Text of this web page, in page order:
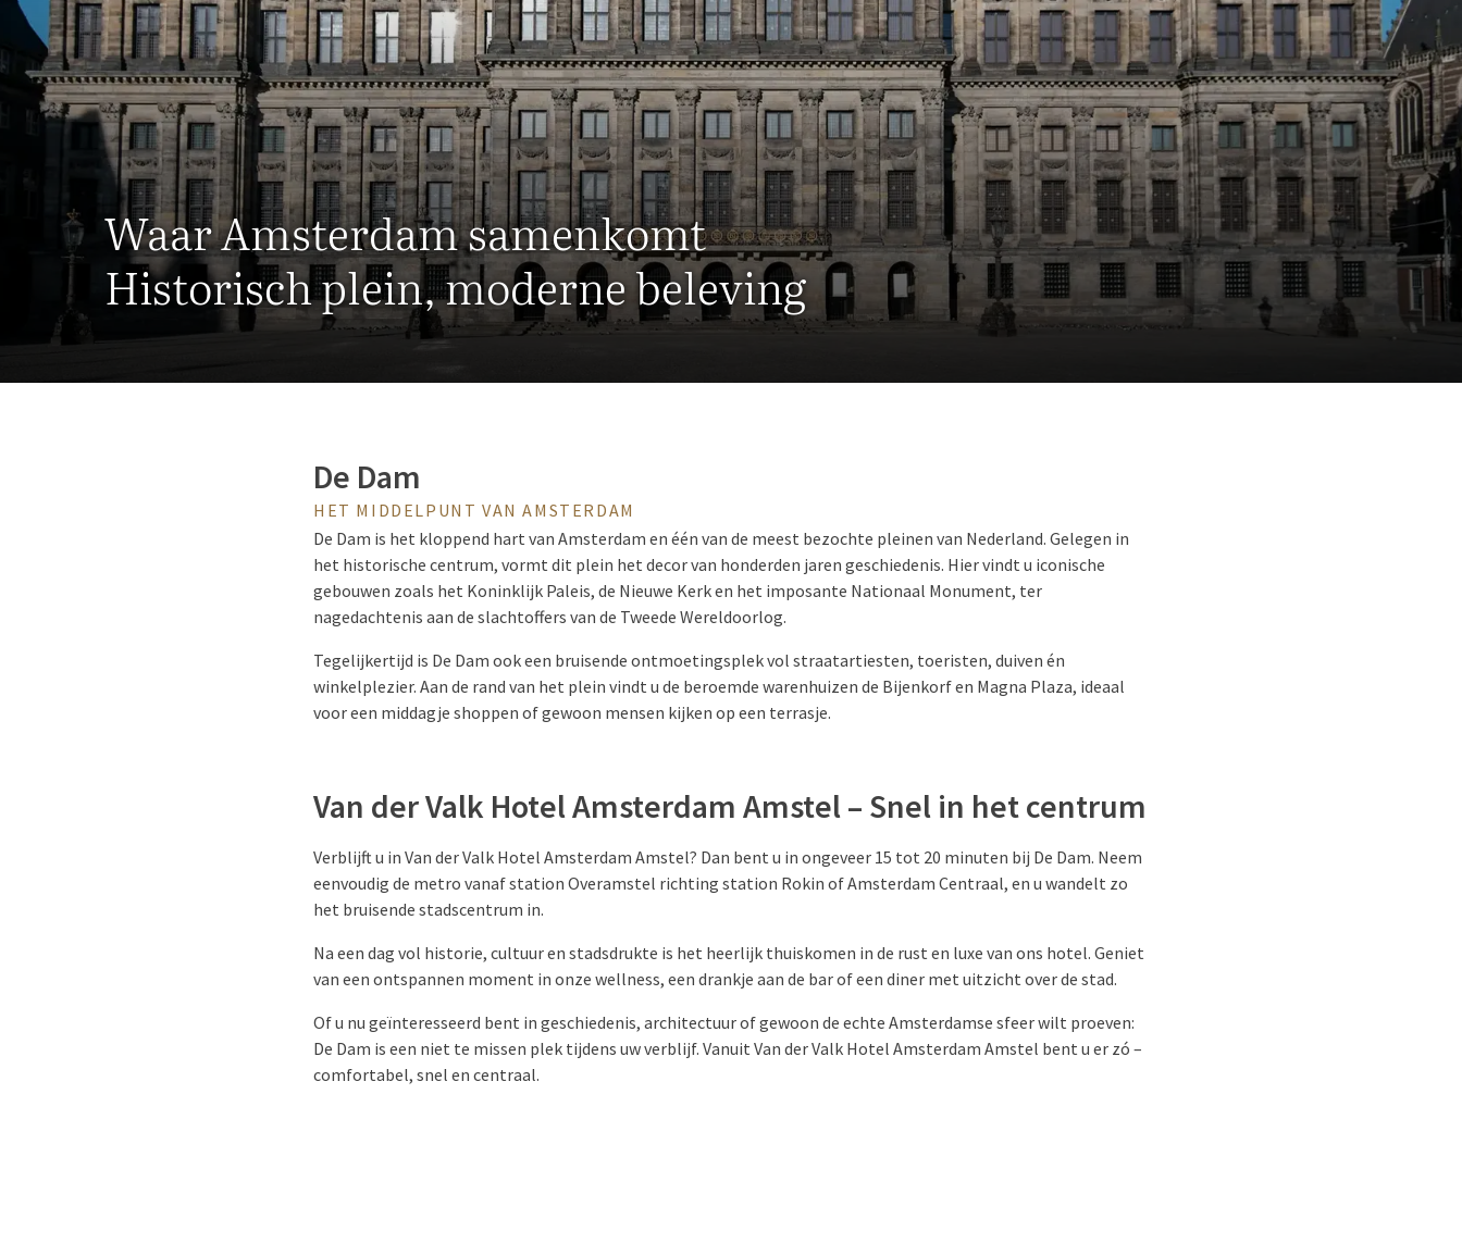
Waar Amsterdam samenkomt
Historisch plein, moderne beleving
De Dam
HET MIDDELPUNT VAN AMSTERDAM
De Dam is het kloppend hart van Amsterdam en één van de meest bezochte pleinen van Nederland. Gelegen in
het historische centrum, vormt dit plein het decor van honderden jaren geschiedenis. Hier vindt u iconische
gebouwen zoals het Koninklijk Paleis, de Nieuwe Kerk en het imposante Nationaal Monument, ter
nagedachtenis aan de slachtoffers van de Tweede Wereldoorlog.
Tegelijkertijd is De Dam ook een bruisende ontmoetingsplek vol straatartiesten, toeristen, duiven én
winkelplezier. Aan de rand van het plein vindt u de beroemde warenhuizen de Bijenkorf en Magna Plaza, ideaal
voor een middagje shoppen of gewoon mensen kijken op een terrasje.
Van der Valk Hotel Amsterdam Amstel – Snel in het centrum
Verblijft u in Van der Valk Hotel Amsterdam Amstel? Dan bent u in ongeveer 15 tot 20 minuten bij De Dam. Neem
eenvoudig de metro vanaf station Overamstel richting station Rokin of Amsterdam Centraal, en u wandelt zo
het bruisende stadscentrum in.
Na een dag vol historie, cultuur en stadsdrukte is het heerlijk thuiskomen in de rust en luxe van ons hotel. Geniet
van een ontspannen moment in onze wellness, een drankje aan de bar of een diner met uitzicht over de stad.
Of u nu geïnteresseerd bent in geschiedenis, architectuur of gewoon de echte Amsterdamse sfeer wilt proeven:
De Dam is een niet te missen plek tijdens uw verblijf. Vanuit Van der Valk Hotel Amsterdam Amstel bent u er zó –
comfortabel, snel en centraal.